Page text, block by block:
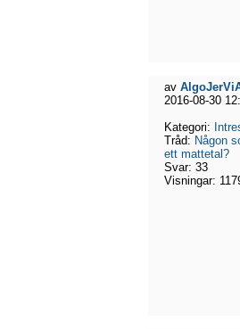
av
2016-08-30
Kategori:
Tråd: Någon
ett mattetal?
Svar: 33
Visningar: